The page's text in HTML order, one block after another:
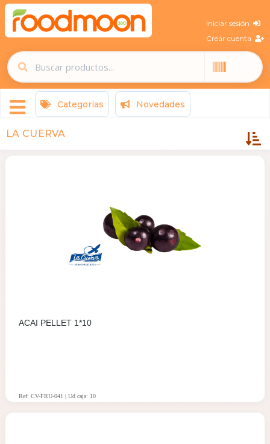
Iniciar sesión
Crear cuenta
Categorías Novedades
LA CUERVA
ACAI PELLET 1*10
Ref: CV-FRU-041 | Ud caja: 10